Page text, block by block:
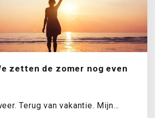
zetten de zomer nog even
Terug van vakantie. Mijn